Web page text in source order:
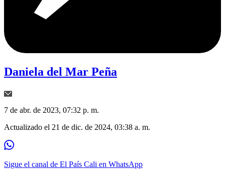
Daniela del Mar Peña
7 de abr. de 2023, 07:32 p. m.
Actualizado el 21 de dic. de 2024, 03:38 a. m.
Sigue el canal de El País Cali en WhatsApp